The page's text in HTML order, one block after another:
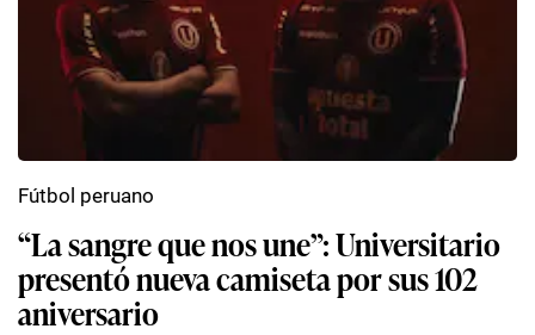
“La sangre que nos une”: Universitario
presentó nueva camiseta por sus 102
aniversario
Fútbol peruano